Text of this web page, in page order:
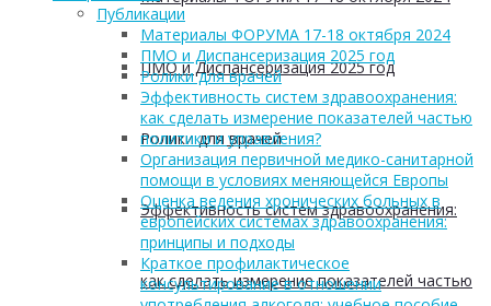
ПМО и Диспансеризация 2025 год
Ролики для врачей
Эффективность систем здравоохранения:
как сделать измерение показателей частью
Публикации
Материалы ФОРУМА 17-18 октября 2024
ПМО и Диспансеризация 2025 год
Ролики для врачей
Эффективность систем здравоохранения:
как сделать измерение показателей частью
политики и управления?
Организация первичной медико-санитарной
помощи в условиях меняющейся Европы
Оценка ведения хронических больных в
европейских системах здравоохранения:
принципы и подходы
Краткое профилактическое
консультирование в отношении